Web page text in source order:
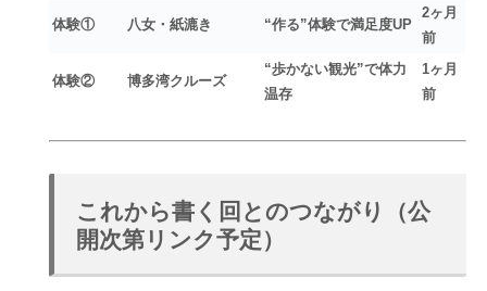
体験① 八女・紙漉き “作る”体験で満足度UP
2ヶ月
前
体験② 博多湾クルーズ
“歩かない観光”で体力
温存
1ヶ月
前
これから書く回とのつながり（公
開次第リンク予定）